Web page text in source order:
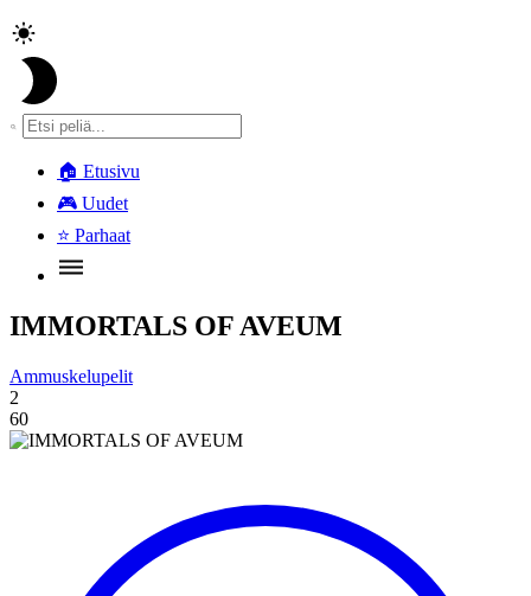
🏠 Etusivu
🎮 Uudet
⭐ Parhaat
IMMORTALS OF AVEUM
Ammuskelupelit
2
60